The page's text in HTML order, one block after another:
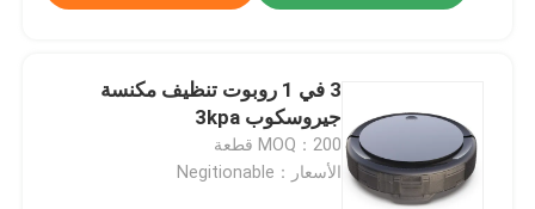
منتجات
أشرطة فيديو
3 في 1 روبوت تنظيف مكنسة
جيروسكوب 3kpa
MOQ：200 قطعة
الأسعار：Negitionable